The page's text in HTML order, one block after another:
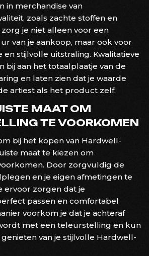
in merchandise van
zoals zachte stoffen en
je niet alleen voor een
van je aankoop, maar ook voor
stijlvolle uitstraling. Kwalitatieve
bij aan het totaalplaatje van de
en laten zien dat je waarde
artiest als het product zelf.
MAAT OM
TE VOORKOMEN
bij het kopen van Hardwell-
maat te kiezen om
Door zorgvuldig de
en je eigen afmetingen te
ervoor zorgen dat je
passen en comfortabel
voorkom je dat je achteraf
met een teleurstelling en kun
van je stijlvolle Hardwell-